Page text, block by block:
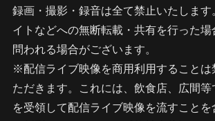
録画・撮影・録音は全て禁止いたします
イトなどへの無断転載・共有を行った場
問われる場合がございます。
※配信ライブ映像を商用利用することは
ただきます。これには、飲食店、広間等
を受領して配信ライブ映像を流すことを